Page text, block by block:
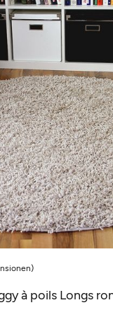
à poils Longs